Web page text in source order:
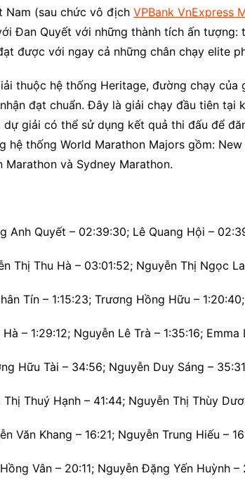
Nam (sau chức vô địch VPBank VnExpress
Đan Quyết với những thành tích ấn
được với ngay cả những chân chạy elite
thuộc hệ thống Heritage, đường chạy
đạt chuẩn. Đây là giải chạy đầu tiên
dự giải có thể sử dụng kết quả thi đấu để
hệ thống World Marathon Majors gồm:
Marathon và Sydney Marathon.
Anh Quyết – 02:39:30; Lê Quang Hội –
Thị Thu Hà – 03:01:52; Nguyễn Thị Ngọc
Tín – 1:15:23; Trương Hồng Hữu –
Hà – 1:29:12; Nguyễn Lê Trà – 1:35:16;
Hữu Tài – 34:56; Nguyễn Duy Sáng –
Thị Thuý Hạnh – 41:44; Nguyễn Thị Thùy
Văn Khang – 16:21; Nguyễn Trung Hiếu –
Vân – 20:11; Nguyễn Đặng Yến Huỳnh